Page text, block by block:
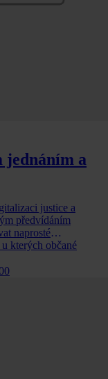
jednáním a
justice a
předvídáním
naprosté
kterých občané